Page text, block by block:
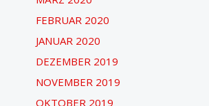
FEBRUAR 2020
JANUAR 2020
DEZEMBER 2019
NOVEMBER 2019
OKTOBER 2019